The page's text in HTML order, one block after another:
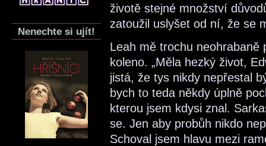
Nenechte si ujít!
životě stejné množství
zatoužil uslyšet od ní, že se
Leah mě trochu
koleno. „Měla hezký život,
jistá, že tys nikdy nepřestal
bych to teda někdy úplně
kterou jsem kdysi znal.
se. Jen aby probůh nikdo
Schoval jsem hlavu mezi